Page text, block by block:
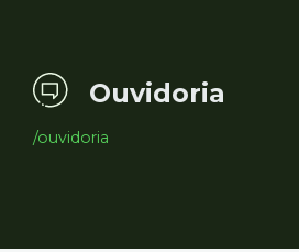
Ouvidoria
/ouvidoria